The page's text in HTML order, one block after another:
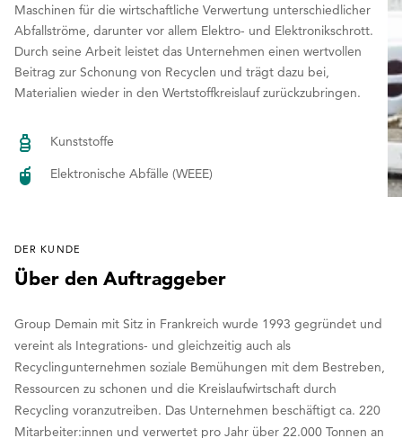
Maschinen für die wirtschaftliche Verwertung unterschiedlicher
Abfallströme, darunter vor allem Elektro- und Elektronikschrott.
Durch seine Arbeit leistet das Unternehmen einen wertvollen
Beitrag zur Schonung von Recyclen und trägt dazu bei,
Materialien wieder in den Wertstoffkreislauf zurückzubringen.
Kunststoffe
Elektronische Abfälle (WEEE)
DER KUNDE
Über den Auftraggeber
Group Demain mit Sitz in Frankreich wurde 1993 gegründet und
vereint als Integrations- und gleichzeitig auch als
Recyclingunternehmen soziale Bemühungen mit dem Bestreben,
Ressourcen zu schonen und die Kreislaufwirtschaft durch
Recycling voranzutreiben. Das Unternehmen beschäftigt ca. 220
Mitarbeiter:innen und verwertet pro Jahr über 22.000 Tonnen an